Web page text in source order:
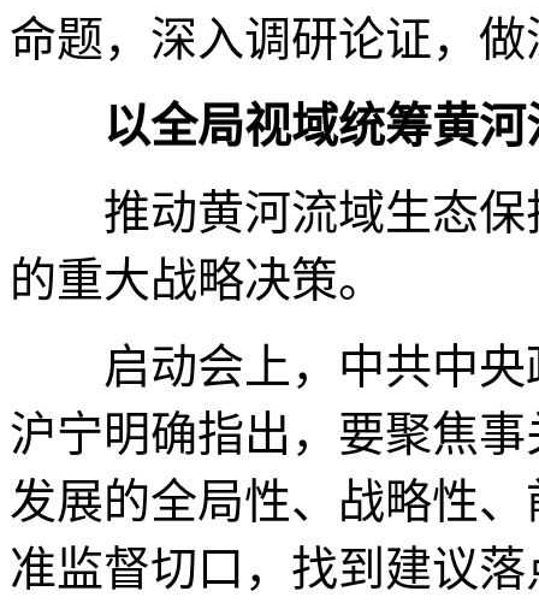
命题，深入调研论证，
以全局视域统筹黄河
推动黄河流域生态
的重大战略决策。
启动会上，中共中
沪宁明确指出，要聚焦
发展的全局性、战略性
准监督切口，找到建议